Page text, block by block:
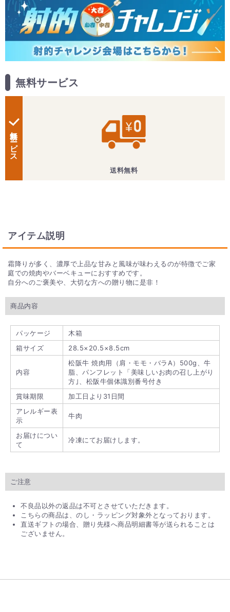
無料サービス
無料サービス
送料無料
アイテム説明
霜降りが多く、濃厚で上品な甘みと風味が味わえるのが特徴でご家
庭での焼肉やバーベキューにおすすめです。
自分へのご褒美や、大切な方への贈り物に是非！
商品内容
パッケージ
木箱
箱サイズ
28.5×20.5×8.5cm
内容
松阪牛 焼肉用（肩・モモ・バラA）500g、牛
脂、パンフレット「美味しいお肉の召し上がり
方｣、松阪牛個体識別番号付き
賞味期限
加工日より31日間
アレルギー表
示
牛肉
お届けについ
て
冷凍にてお届けします。
ご注意
不良品以外の返品は不可とさせていただきます。
こちらの商品は、のし・ラッピング対象外となっております。
直送ギフトの場合、贈り先様へ商品明細書等が送られることは
ございません。